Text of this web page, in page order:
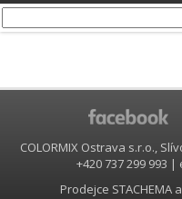
COLORMIX Ostrava s.r.o.,
+420 737 299 993
Prodejce STACHEMA